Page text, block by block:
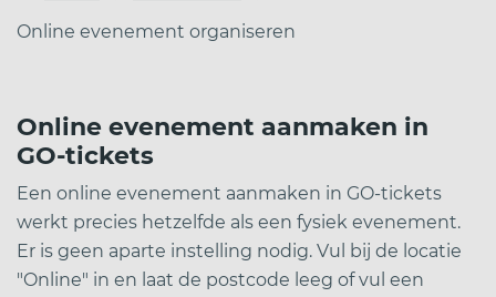
Online evenement organiseren
Online evenement aanmaken in
GO-tickets
Een online evenement aanmaken in GO-tickets
werkt precies hetzelfde als een fysiek evenement.
Er is geen aparte instelling nodig. Vul bij de locatie
"Online" in en laat de postcode leeg of vul een